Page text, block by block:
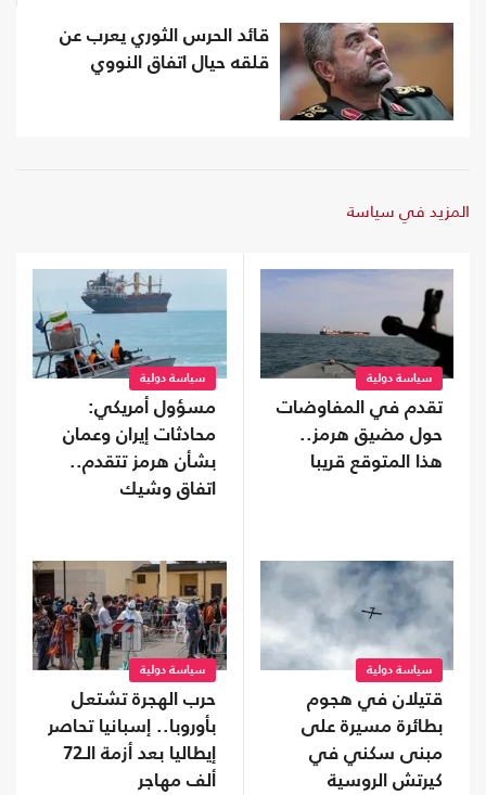
قائد الحرس الثوري يعرب عن
قلقه حيال اتفاق النووي
المزيد في سياسة
سياسة دولية
تقدم في المفاوضات
حول مضيق هرمز..
هذا المتوقع قريبا
سياسة دولية
مسؤول أمريكي:
محادثات إيران وعمان
بشأن هرمز تتقدم..
اتفاق وشيك
سياسة دولية
قتيلان في هجوم
بطائرة مسيرة على
مبنى سكني في
كيرتش الروسية
سياسة دولية
حرب الهجرة تشتعل
بأوروبا.. إسبانيا تحاصر
إيطاليا بعد أزمة الـ72
ألف مهاجر